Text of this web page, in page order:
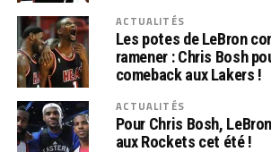
ACTUALITÉS
Les potes de LeBron
ramener : Chris Bosh
comeback aux Lakers !
ACTUALITÉS
Pour Chris Bosh,
aux Rockets cet été !